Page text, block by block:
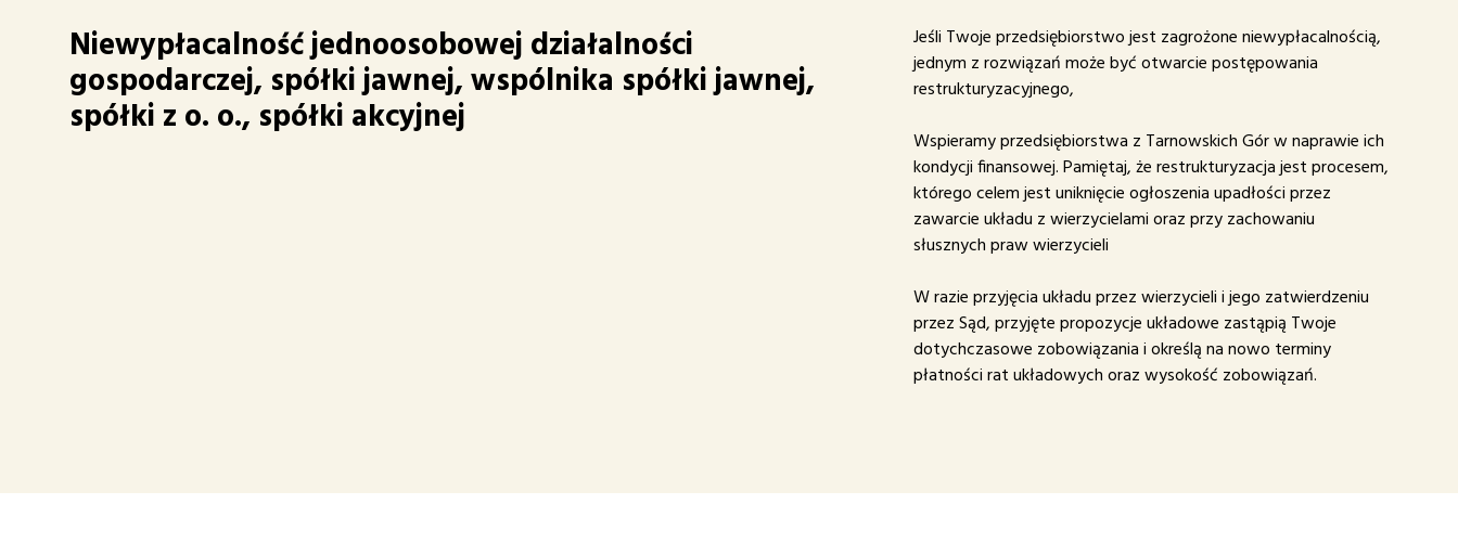
Niewypłacalność jednoosobowej działalności
gospodarczej, spółki jawnej, wspólnika spółki jawnej,
spółki z o. o., spółki akcyjnej
Jeśli Twoje przedsiębiorstwo jest zagrożone niewypłacalnością,
jednym z rozwiązań może być otwarcie postępowania
restrukturyzacyjnego,
Wspieramy przedsiębiorstwa z Tarnowskich Gór w naprawie ich
kondycji finansowej. Pamiętaj, że restrukturyzacja jest procesem,
którego celem jest uniknięcie ogłoszenia upadłości przez
zawarcie układu z wierzycielami oraz przy zachowaniu
słusznych praw wierzycieli
W razie przyjęcia układu przez wierzycieli i jego zatwierdzeniu
przez Sąd, przyjęte propozycje układowe zastąpią Twoje
dotychczasowe zobowiązania i określą na nowo terminy
płatności rat układowych oraz wysokość zobowiązań.